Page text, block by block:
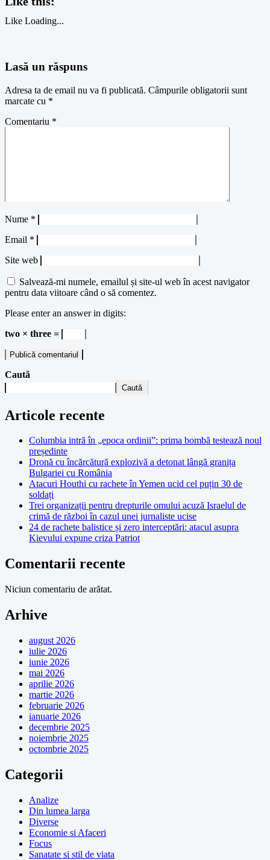
Like Loading...
Lasă un răspuns
Adresa ta de email nu va fi publicată. Câmpurile obligatorii sunt
marcate cu *
Comentariu *
Nume *
Email *
Site web
Salvează-mi numele, emailul și site-ul web în acest navigator
pentru data viitoare când o să comentez.
Please enter an answer in digits:
two × three =
Caută
Caută
Articole recente
Columbia intră în „epoca ordinii”: prima bombă testează noul
președinte
Dronă cu încărcătură explozivă a detonat lângă granița
Bulgariei cu România
Atacuri Houthi cu rachete în Yemen ucid cel puțin 30 de
soldați
Trei organizații pentru drepturile omului acuză Israelul de
crimă de război în cazul unei jurnaliste ucise
24 de rachete balistice și zero interceptări: atacul asupra
Kievului expune criza Patriot
Comentarii recente
Niciun comentariu de arătat.
Arhive
august 2026
iulie 2026
iunie 2026
mai 2026
aprilie 2026
martie 2026
februarie 2026
ianuarie 2026
decembrie 2025
noiembrie 2025
octombrie 2025
Categorii
Analize
Din lumea larga
Diverse
Economie si Afaceri
Focus
Sanatate si stil de viata